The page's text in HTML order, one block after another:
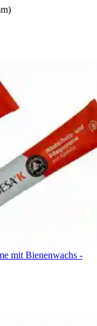
mit Bienenwachs -